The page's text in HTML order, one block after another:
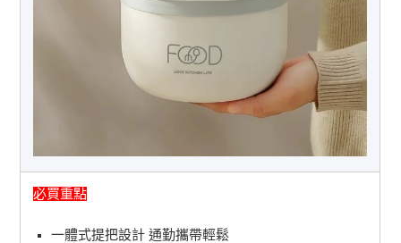
必買重點
一體式提把設計 通勤攜帶輕鬆